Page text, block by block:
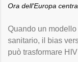
Ora dell'Europa
Quando un
sanitario, il bias
può trasformare